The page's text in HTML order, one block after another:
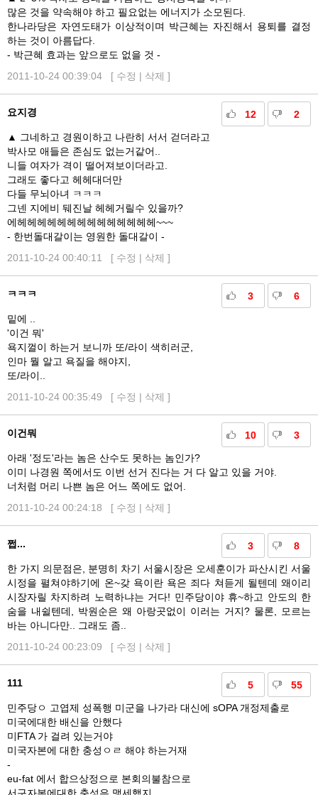
많은 것을 약속해야 하고 필요없는 에너지가 소모된다.
한나라당은 자연도태가 이상적이며 박근혜는 자진해서 용퇴를 결정
하는 것이 아름답다.
- 박근혜 효과는 앞으로도 없을 것 -
2011-10-24 00:39:04 [ 수정 | 삭제 ]
12 2
요지경
▲ 그네하고 경원이하고 나란히 서서 걷더라고
박사모 애들은 존심도 없는거같어..
니들 여자가 격이 떨어져보이더라고.
그래도 좋다고 헤헤대더만
다들 무뇌아녀 ㅋㅋㅋ
그넨 지에비 뒈진날 헤헤거릴수 있을까?
에헤헤헤헤헤헤헤헤헤헤헤헤헤헤~~~
- 한번돌대갈이는 영원한 돌대갈이 -
2011-10-24 00:40:11 [ 수정 | 삭제 ]
3 6
ㅋㅋㅋ
밑에 ..
'이건 뭐'
욕지껄이 하는거 보니까 또/라이 색히러군,
인마 뭘 알고 욕질을 해야지,
또/라이..
2011-10-24 00:35:49 [ 수정 | 삭제 ]
10 3
이건뭐
아래 '정도'라는 놈은 산수도 못하는 놈인가?
이미 나경원 쪽에서도 이번 선거 진다는 거 다 알고 있을 거야.
너처럼 머리 나쁜 놈은 어느 쪽에도 없어.
2011-10-24 00:24:18 [ 수정 | 삭제 ]
3 8
쩝...
한 가지 의문점은, 분명히 차기 서울시장은 오세훈이가 파산시킨 서울
시정을 펼쳐야하기에 온~갖 욕이란 욕은 죄다 쳐듣게 될텐데 왜이리
시장자릴 차지하려 노력하냐는 거다! 민주당이야 휴~하고 안도의 한
숨을 내쉴텐데, 박원순은 왜 아랑곳없이 이러는 거지? 물론, 모르는
바는 아니다만.. 그래도 좀..
2011-10-24 00:23:09 [ 수정 | 삭제 ]
5 55
111
민주당ㅇ 고엽제 성폭행 미군을 나가라 대신에 sOPA 개정제출로
미국에대한 배신을 안했다
미FTA 가 걸려 있는거야
미국자본에 대한 충성ㅇㄹ 해야 하는거재
-
eu-fat 에서 합으상정으로 본회의불참으로